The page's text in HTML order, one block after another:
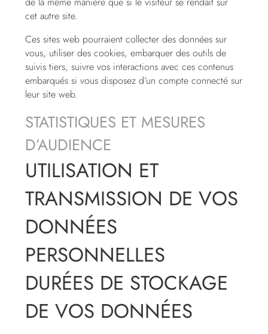
cet autre site.
Ces sites web pourraient collecter des données sur
vous, utiliser des cookies, embarquer des outils de
suivis tiers, suivre vos interactions avec ces contenus
embarqués si vous disposez d’un compte connecté sur
leur site web.
STATISTIQUES ET MESURES
D’AUDIENCE
UTILISATION ET
TRANSMISSION DE VOS
DONNÉES
PERSONNELLES
DURÉES DE STOCKAGE
DE VOS DONNÉES